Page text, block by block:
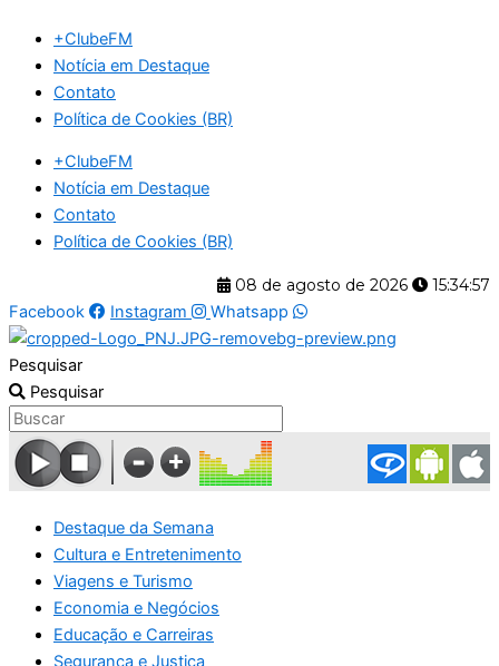
para
conteúdo
+ClubeFM
Notícia em Destaque
Contato
Política de Cookies (BR)
+ClubeFM
Notícia em Destaque
Contato
Política de Cookies (BR)
08 de agosto de 2026
15:34:57
Facebook
Instagram Whatsapp
Pesquisar
Pesquisar
Destaque da Semana
Cultura e Entretenimento
Viagens e Turismo
Economia e Negócios
Educação e Carreiras
Segurança e Justiça